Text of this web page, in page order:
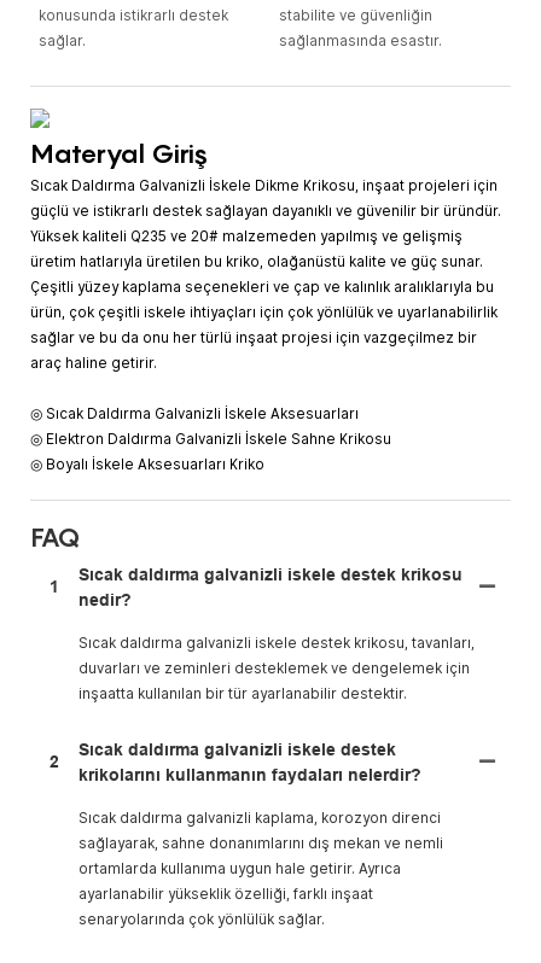
konusunda istikrarlı destek
sağlar.
stabilite ve güvenliğin
sağlanmasında esastır.
Materyal Giriş
Sıcak Daldırma Galvanizli İskele Dikme Krikosu, inşaat projeleri için
güçlü ve istikrarlı destek sağlayan dayanıklı ve güvenilir bir üründür.
Yüksek kaliteli Q235 ve 20# malzemeden yapılmış ve gelişmiş
üretim hatlarıyla üretilen bu kriko, olağanüstü kalite ve güç sunar.
Çeşitli yüzey kaplama seçenekleri ve çap ve kalınlık aralıklarıyla bu
ürün, çok çeşitli iskele ihtiyaçları için çok yönlülük ve uyarlanabilirlik
sağlar ve bu da onu her türlü inşaat projesi için vazgeçilmez bir
araç haline getirir.
◎ Sıcak Daldırma Galvanizli İskele Aksesuarları
◎ Elektron Daldırma Galvanizli İskele Sahne Krikosu
◎ Boyalı İskele Aksesuarları Kriko
FAQ
1
Sıcak daldırma galvanizli iskele destek krikosu
nedir?
Sıcak daldırma galvanizli iskele destek krikosu, tavanları,
duvarları ve zeminleri desteklemek ve dengelemek için
inşaatta kullanılan bir tür ayarlanabilir destektir.
2
Sıcak daldırma galvanizli iskele destek
krikolarını kullanmanın faydaları nelerdir?
Sıcak daldırma galvanizli kaplama, korozyon direnci
sağlayarak, sahne donanımlarını dış mekan ve nemli
ortamlarda kullanıma uygun hale getirir. Ayrıca
ayarlanabilir yükseklik özelliği, farklı inşaat
senaryolarında çok yönlülük sağlar.